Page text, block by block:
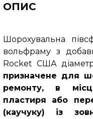
ОПИС
Шорохувальна
вольфраму з
Rocket США
призначене для
ремонту, в
пластиря або
(каучуку) із